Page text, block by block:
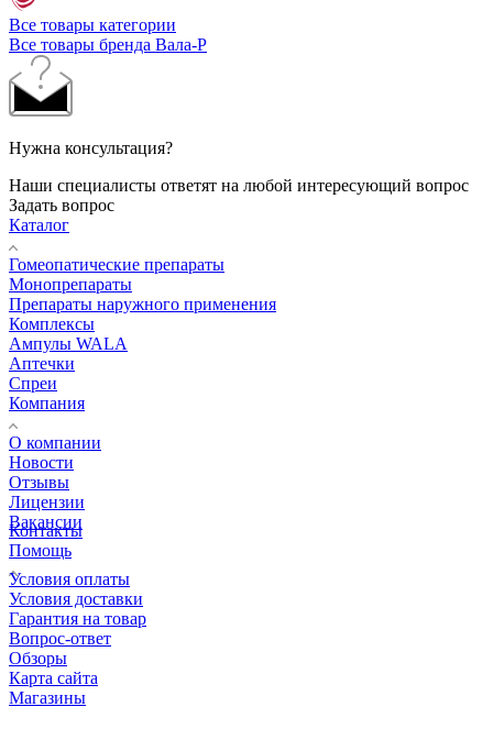
Все товары категории
Все товары бренда Вала-Р
Нужна консультация?
Наши специалисты ответят на любой интересующий вопрос
Задать вопрос
Каталог
Гомеопатические препараты
Монопрепараты
Препараты наружного применения
Комплексы
Ампулы WALA
Аптечки
Спреи
Компания
О компании
Новости
Отзывы
Лицензии
Вакансии
Контакты
Помощь
Условия оплаты
Условия доставки
Гарантия на товар
Вопрос-ответ
Обзоры
Карта сайта
Магазины